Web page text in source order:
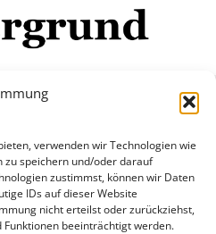
verwenden wir Technologien wie
zu speichern und/oder darauf
zustimmst, können wir Daten
IDs auf dieser Website
nicht erteilst oder zurückziehst,
beeinträchtigt werden.
2015 - 2026